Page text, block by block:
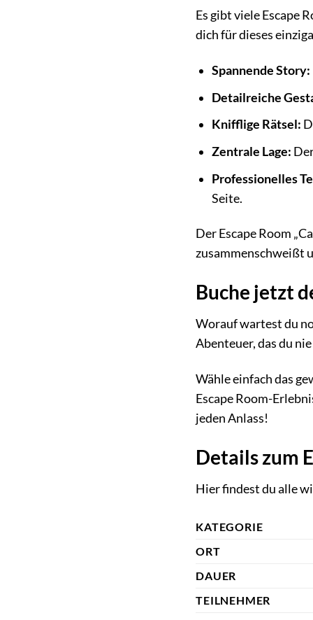
Es gibt viele Escape
dich für dieses
Spannende Story:
Detailreiche
Knifflige Rätsel:
Zentrale Lage:
Professionelles
Seite.
Der Escape Room
zusammenschweißt
Buche jetzt
Worauf wartest du
Abenteuer, das du
Wähle einfach das
Escape Room-
jeden Anlass!
Details zum
Hier findest du alle
KATEGORIE
ORT
DAUER
TEILNEHMER